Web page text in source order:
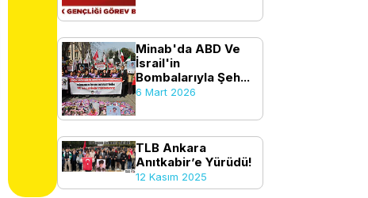
Minab'da ABD Ve
İsrail'in
Bombalarıyla Şeh...
6 Mart 2026
TLB Ankara
Anıtkabir’e Yürüdü!
12 Kasım 2025